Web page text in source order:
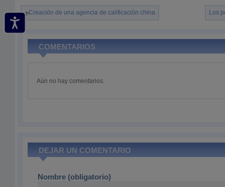
Creación de una agencia de calificación china Los
COMENTARIOS
Aún no hay comentarios.
DEJAR UN COMENTARIO
Nombre (obligatorio)